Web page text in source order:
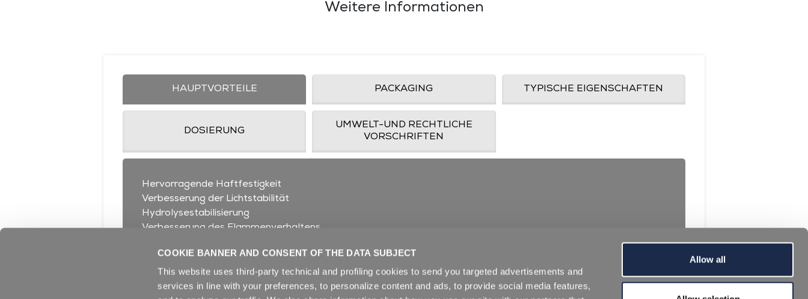
COOKIE BANNER AND CONSENT OF THE DATA SUBJECT
This website uses third-party technical and profiling cookies to send you targeted advertisements and
services in line with your preferences, to personalize content and ads, to provide social media features,
Allow all
Weitere Informationen
HAUPTVORTEILE PACKAGING TYPISCHE EIGENSCHAFTEN
DOSIERUNG
UMWELT-UND RECHTLICHE
VORSCHRIFTEN
Hervorragende Haftfestigkeit
Verbesserung der Lichtstabilität
Hydrolysestabilisierung
Verbesserung des Flammenverhaltens
Kompatibel mit Polyether- und Polyester-PU-Systemen
Einfaches Mischen mit Polyol
Niedrige Viskosität